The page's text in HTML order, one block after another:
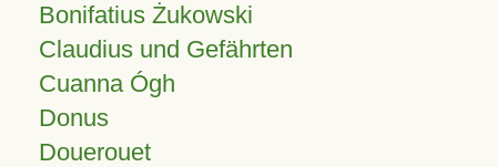
Bonifatius Żukowski
Claudius und Gefährten
Cuanna Ógh
Donus
Douerouet